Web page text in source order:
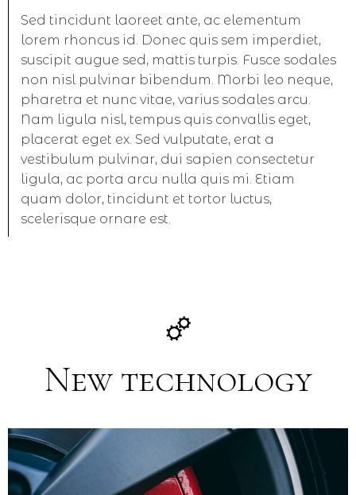
Sed tincidunt laoreet ante, ac elementum
lorem rhoncus id. Donec quis sem imperdiet,
suscipit augue sed, mattis turpis. Fusce sodales
non nisl pulvinar bibendum. Morbi leo neque,
pharetra et nunc vitae, varius sodales arcu.
Nam ligula nisl, tempus quis convallis eget,
placerat eget ex. Sed vulputate, erat a
vestibulum pulvinar, dui sapien consectetur
ligula, ac porta arcu nulla quis mi. Etiam
quam dolor, tincidunt et tortor luctus,
scelerisque ornare est.
New technology